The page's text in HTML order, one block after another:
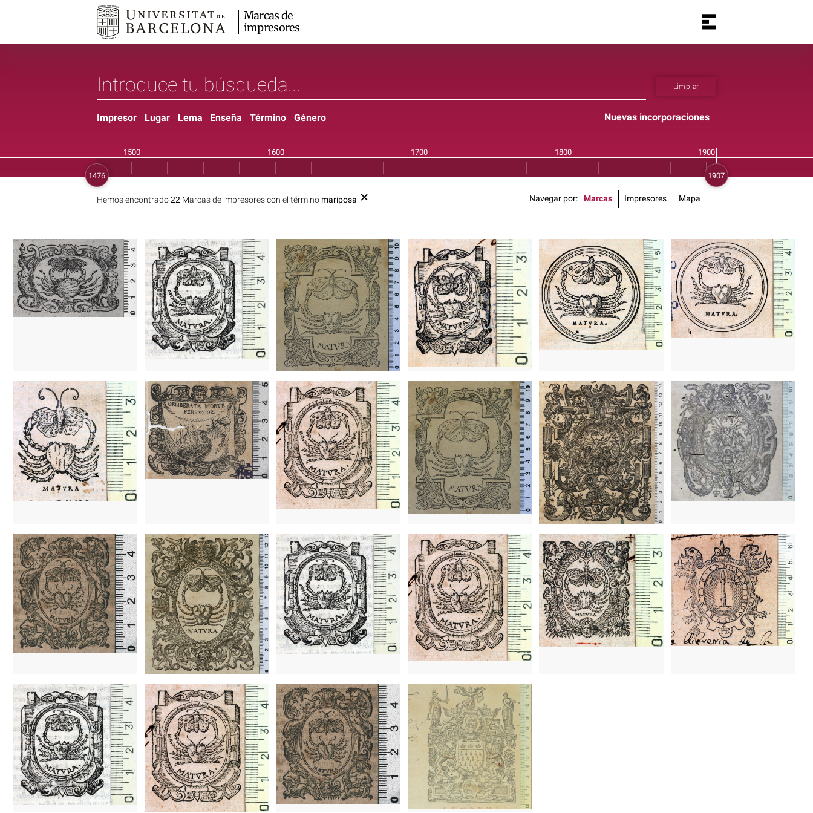
Marcas de
impresores
Limpiar
Nuevas incorporaciones
Impresor Lugar Lema Enseña Término Género
Hemos encontrado22 Marcas de impresores con el término mariposa Navegar por Marcas Impresores Mapa
1536 - 1570
Lyon (Francia)
1536 - 1570
Lyon (Francia) 1536 - 1570 Lyon (Francia)
1536 - 1570 Lyon (Francia)
1536 - 1570 Lyon (Francia)
1652 - 1682 Roma (Italia) 1572 - 1607 Lyon (Francia) 1572 - 1607 Lyon (Francia) 1557 Venecia (Italia)
1568 - 1624 Lyon (Francia) 1537 - 1546 Lyon (Francia) 1610 - 1621 Lyon (Francia) 1610 - 1621 Lyon (Francia)
1576 - 1594 Alcalá de Henares (Madrid)
1536 - 1546 Lyon (Francia) 1620? - 1648? Lyon (Francia)1649 - 1666 Lyon (Francia) 1620 - 1622 Lyon (Francia)